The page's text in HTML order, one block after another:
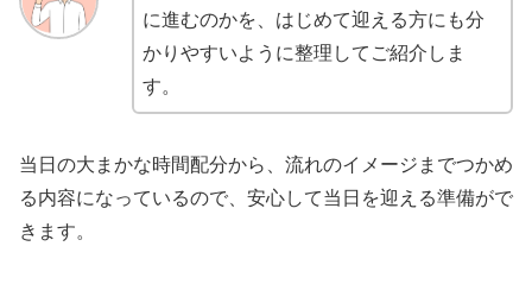
に進むのかを、はじめて迎える方にも分
かりやすいように整理してご紹介しま
す。
当日の大まかな時間配分から、流れのイメージまでつかめ
る内容になっているので、安心して当日を迎える準備がで
きます。